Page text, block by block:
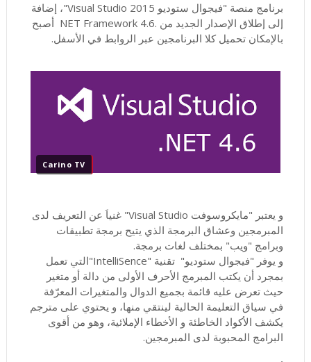
برنامج منصة "فيجوال ستوديو Visual Studio 2015"، إضافة
إلى إطلاق الإصدار الجديد من .NET Framework 4.6 أصبح
بالإمكان تحميل كلا البرنامجين عبر الروابط في الأسفل.
Carino TV
و يعتبر "مايكروسوفت Visual Studio" غنياَ عن التعريف لدى
المبرمجين وعشاق البرمجة الذي يتيح برمجة تطبيقات
وبرامج "ويب" بمختلف لغات برمجة.
و يوفر "فيجوال ستوديو" تقنية "IntelliSence"التي تعمل
بمجرد أن يكتب المبرمج الأحرف الأولى من دالة أو متغير
حيث تعرض عليه قائمة بجميع الدوال والمتغيرات المعرّفة
في سياق التعليمة الحالية لينتقي منها، و يحتوي على مترجم
يكشف الأكواد الخاطئة و الأخطاء الإملائية، وهو من أقوى
البرامج المحبوبة لدى المبرمجين.